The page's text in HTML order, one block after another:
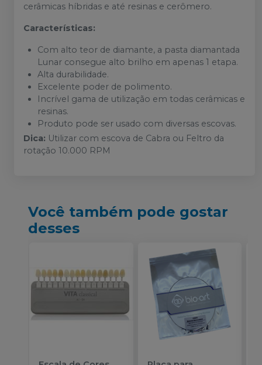
cerâmicas híbridas e até resinas e cerômero.
Características:
Com alto teor de diamante, a pasta diamantada
Lunar consegue alto brilho em apenas 1 etapa.
Alta durabilidade.
Excelente poder de polimento.
Incrível gama de utilização em todas cerâmicas e
resinas.
Produto pode ser usado com diversas escovas.
Dica: Utilizar com escova de Cabra ou Feltro da
rotação 10.000 RPM
Você também pode gostar
desses